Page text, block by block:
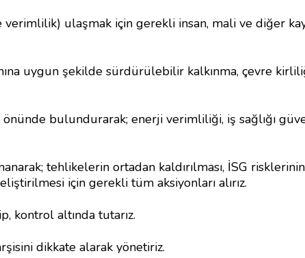
ulaşmak için gerekli insan, mali ve diğer
uygun şekilde sürdürülebilir kalkınma, çevre
bulundurarak; enerji verimliliği, iş sağlığı
tehlikelerin ortadan kaldırılması, İSG
için gerekli tüm aksiyonları alırız.
kontrol altında tutarız.
dikkate alarak yönetiriz.